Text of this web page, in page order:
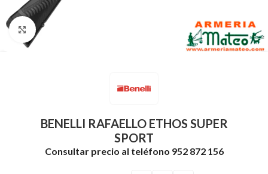
Clic para ampliar
BENELLI RAFAELLO ETHOS SUPER
SPORT
Consultar precio al teléfono 952 872 156